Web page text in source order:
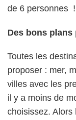
de 6 personnes
Des bons plans
Toutes les
proposer : mer,
villes avec les
il y a moins de
choisissez. Alors